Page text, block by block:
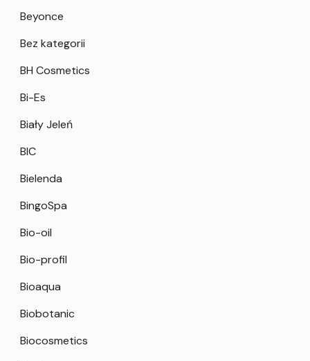
Beyonce
Bez kategorii
BH Cosmetics
Bi-Es
Biały Jeleń
BIC
Bielenda
BingoSpa
Bio-oil
Bio-profil
Bioaqua
Biobotanic
Biocosmetics